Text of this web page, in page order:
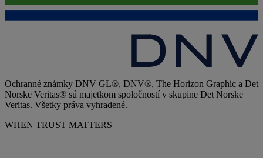
Ochranné známky DNV GL®, DNV®, The Horizon Graphic a Det
Norske Veritas® sú majetkom spoločností v skupine Det Norske
Veritas. Všetky práva vyhradené.
WHEN TRUST MATTERS